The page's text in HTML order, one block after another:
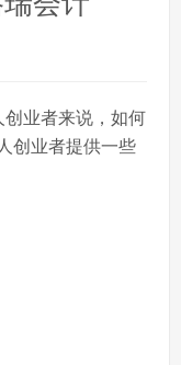
业者来说，如何
创业者提供一些